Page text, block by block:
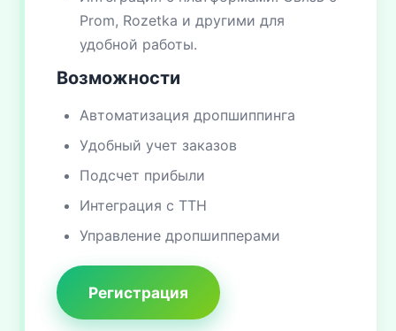
Prom, Rozetka и другими для
удобной работы.
Возможности
Автоматизация дропшиппинга
Удобный учет заказов
Подсчет прибыли
Интеграция с ТТН
Управление дропшипперами
Регистрация